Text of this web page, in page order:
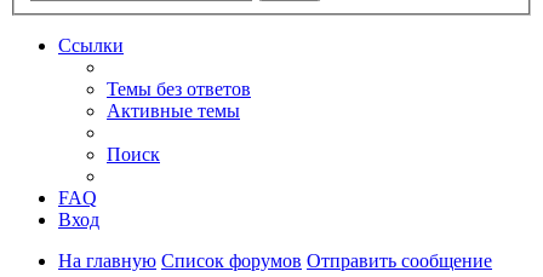
Ссылки
Темы без ответов
Активные темы
Поиск
FAQ
Вход
На главную Список форумов Отправить сообщение